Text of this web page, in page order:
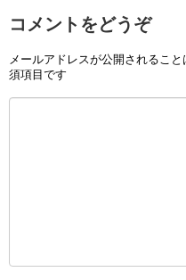
コメントをどうぞ
メールアドレスが公開されること
須項目です